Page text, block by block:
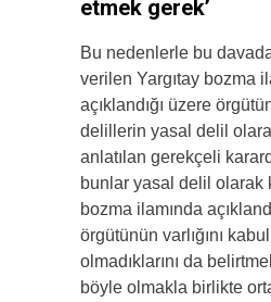
etmek gerek’
Bu nedenlerle bu
verilen Yargıtay bozma
açıklandığı üzere
delillerin yasal delil
anlatılan gerekçeli
bunlar yasal delil olarak
bozma ilamında
örgütünün varlığını
olmadıklarını da
böyle olmakla birlikte